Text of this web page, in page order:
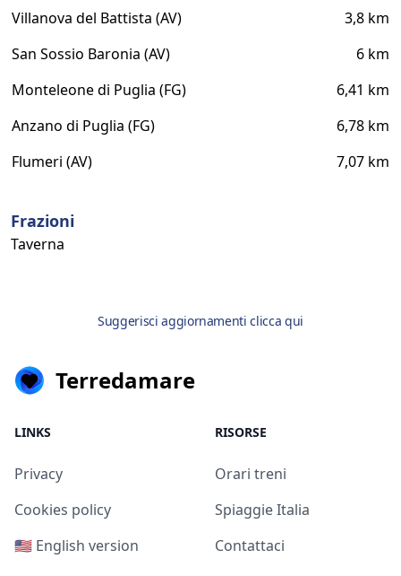
Villanova del Battista (AV)
3,8 km
San Sossio Baronia (AV)
6 km
Monteleone di Puglia (FG)
6,41 km
Anzano di Puglia (FG)
6,78 km
Flumeri (AV)
7,07 km
Frazioni
Taverna
Suggerisci aggiornamenti clicca qui
Terredamare
LINKS
Privacy
Cookies policy
🇺🇸 English version
RISORSE
Orari treni
Spiaggie Italia
Contattaci